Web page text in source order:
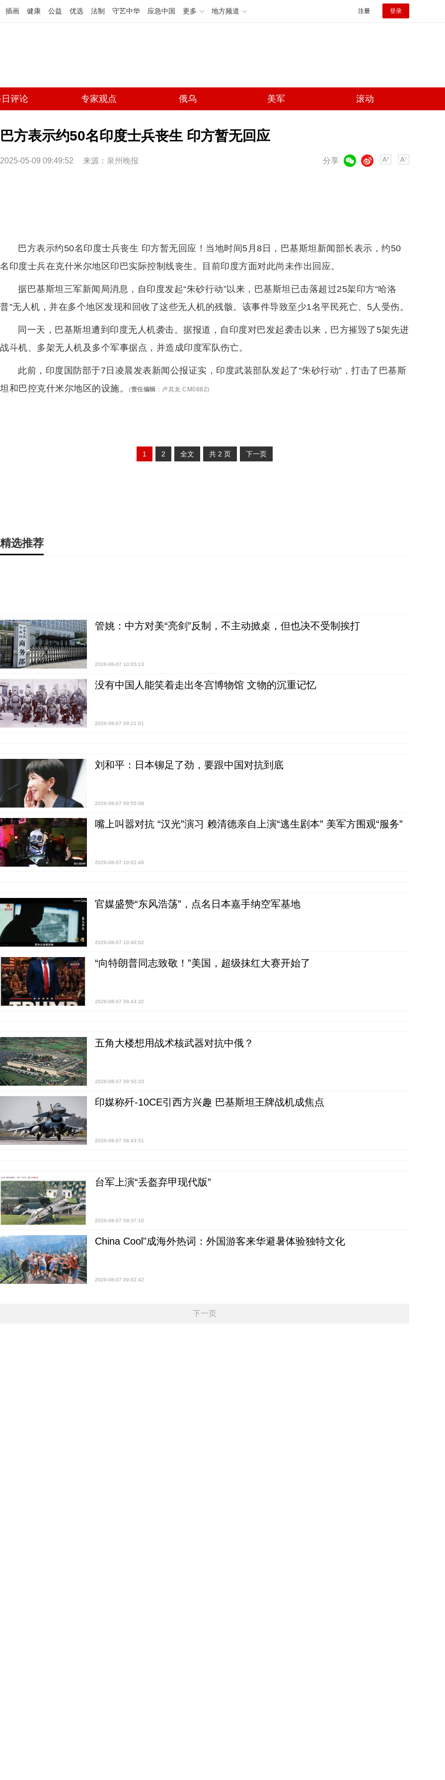
插画 健康 公益 优选 法制 守艺中华 应急中国 更多 地方频道 注册 登录
评论 专家观点 俄乌 美军 滚动
巴方表示约50名印度士兵丧生 印方暂无回应
2025-05-09 09:49:52 来源： 泉州晚报 分享
微博
巴方表示约50名印度士兵丧生 印方暂无回应！当地时间5月8日，巴基斯坦新闻部长表示，约50
名印度士兵在克什米尔地区印巴实际控制线丧生。目前印度方面对此尚未作出回应。
据巴基斯坦三军新闻局消息，自印度发起“朱砂行动”以来，巴基斯坦已击落超过25架印方“哈洛
普”无人机，并在多个地区发现和回收了这些无人机的残骸。该事件导致至少1名平民死亡、5人受伤。
同一天，巴基斯坦遭到印度无人机袭击。据报道，自印度对巴发起袭击以来，巴方摧毁了5架先进
战斗机、多架无人机及多个军事据点，并造成印度军队伤亡。
此前，印度国防部于7日凌晨发表新闻公报证实，印度武装部队发起了“朱砂行动”，打击了巴基斯
坦和巴控克什米尔地区的设施。
(责任编辑 ： 卢其龙 CM0882)
1 2 全文 共 2 页 下一页
精选推荐
管姚：中方对美“亮剑”反制，不主动掀桌，但也决不受制挨打
2026-08-07 10:05:13
没有中国人能笑着走出冬宫博物馆 文物的沉重记忆
2026-08-07 09:21:01
刘和平：日本铆足了劲，要跟中国对抗到底
2026-08-07 09:55:09
嘴上叫嚣对抗 “汉光”演习 赖清德亲自上演“逃生剧本” 美军方围观“服务”
2026-08-07 10:02:48
官媒盛赞“东风浩荡”，点名日本嘉手纳空军基地
2026-08-07 10:40:02
“向特朗普同志致敬！”美国，超级抹红大赛开始了
2026-08-07 09:43:32
五角大楼想用战术核武器对抗中俄？
2026-08-07 09:50:33
印媒称歼-10CE引西方兴趣 巴基斯坦王牌战机成焦点
2026-08-07 08:43:51
台军上演“丢盔弃甲现代版”
2026-08-07 09:37:10
China Cool"成海外热词：外国游客来华避暑体验独特文化
2026-08-07 09:02:42
下一页